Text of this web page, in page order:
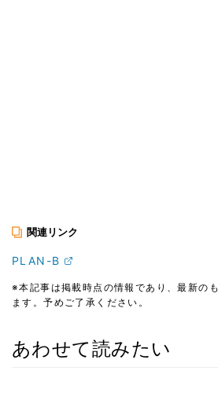
関連リンク
PLAN-B
※本記事は掲載時点の情報であり、最新の
ます。予めご了承ください。
あわせて読みたい